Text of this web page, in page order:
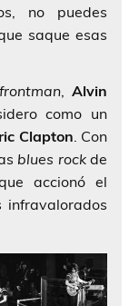
no puedes
saque esas
frontman, Alvin
como un
Clapton. Con
blues rockde
accionó el
infravalorados